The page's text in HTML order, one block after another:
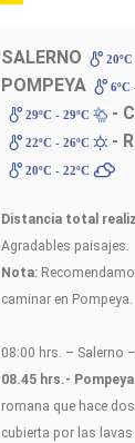
SALERNO
POMPEYA
6ºC
29ºC - 29ºC -
22ºC - 26ºC -
20ºC - 22ºC
Distancia total
Agradables paisajes.
Nota:
caminar en Pompeya.
08:00 hrs. – Salerno
08.45 hrs.- Pompeya
romana que hace
cubierta por las